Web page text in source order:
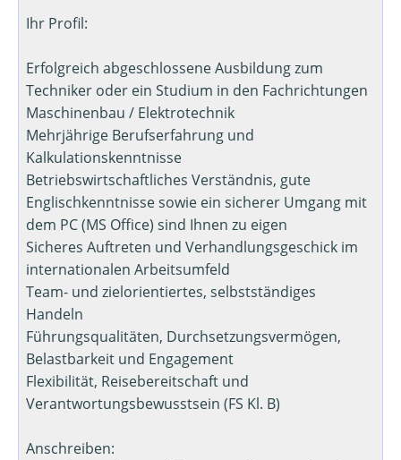
Ihr Profil:
Erfolgreich abgeschlossene Ausbildung zum
Techniker oder ein Studium in den Fachrichtungen
Maschinenbau / Elektrotechnik
Mehrjährige Berufserfahrung und
Kalkulationskenntnisse
Betriebswirtschaftliches Verständnis, gute
Englischkenntnisse sowie ein sicherer Umgang mit
dem PC (MS Office) sind Ihnen zu eigen
Sicheres Auftreten und Verhandlungsgeschick im
internationalen Arbeitsumfeld
Team- und zielorientiertes, selbstständiges
Handeln
Führungsqualitäten, Durchsetzungsvermögen,
Belastbarkeit und Engagement
Flexibilität, Reisebereitschaft und
Verantwortungsbewusstsein (FS Kl. B)
Anschreiben: